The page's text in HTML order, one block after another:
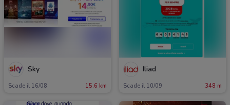
Sky
Scade il 16/08 15.6 km
Iliad
Scade il 10/09 348 m